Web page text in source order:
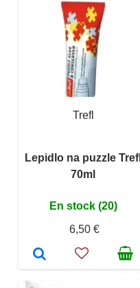
Trefl
Lepidlo na puzzle Trefl
70ml
En stock (20)
6,50 €